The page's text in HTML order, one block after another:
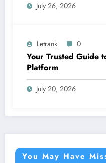
July 26, 2026
Letrank 0
Your Trusted Guide
Platform
July 20, 2026
You May Have